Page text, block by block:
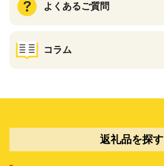
よくあるご質問
コラム
返礼品を探す